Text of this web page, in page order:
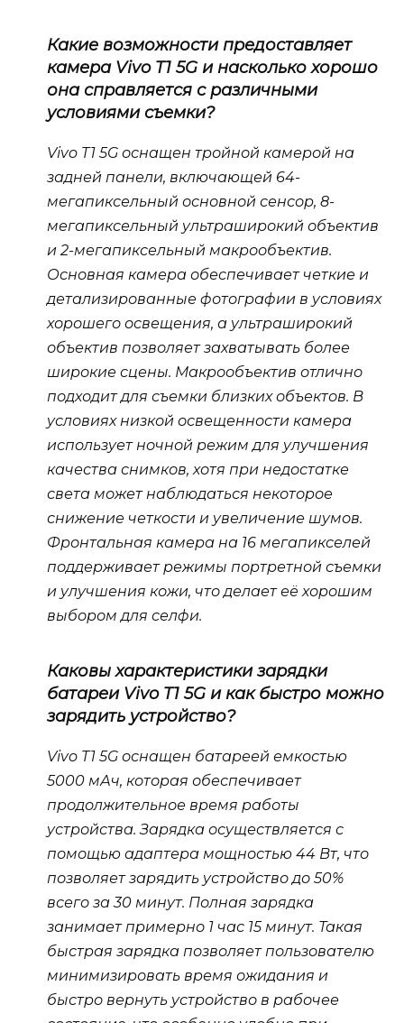
Какие возможности предоставляет
камера Vivo T1 5G и насколько хорошо
она справляется с различными
условиями съемки?
Vivo T1 5G оснащен тройной камерой на
задней панели, включающей 64-
мегапиксельный основной сенсор, 8-
мегапиксельный ультраширокий объектив
и 2-мегапиксельный макрообъектив.
Основная камера обеспечивает четкие и
детализированные фотографии в условиях
хорошего освещения, а ультраширокий
объектив позволяет захватывать более
широкие сцены. Макрообъектив отлично
подходит для съемки близких объектов. В
условиях низкой освещенности камера
использует ночной режим для улучшения
качества снимков, хотя при недостатке
света может наблюдаться некоторое
снижение четкости и увеличение шумов.
Фронтальная камера на 16 мегапикселей
поддерживает режимы портретной съемки
и улучшения кожи, что делает её хорошим
выбором для селфи.
Каковы характеристики зарядки
батареи Vivo T1 5G и как быстро можно
зарядить устройство?
Vivo T1 5G оснащен батареей емкостью
5000 мАч, которая обеспечивает
продолжительное время работы
устройства. Зарядка осуществляется с
помощью адаптера мощностью 44 Вт, что
позволяет зарядить устройство до 50%
всего за 30 минут. Полная зарядка
занимает примерно 1 час 15 минут. Такая
быстрая зарядка позволяет пользователю
минимизировать время ожидания и
быстро вернуть устройство в рабочее